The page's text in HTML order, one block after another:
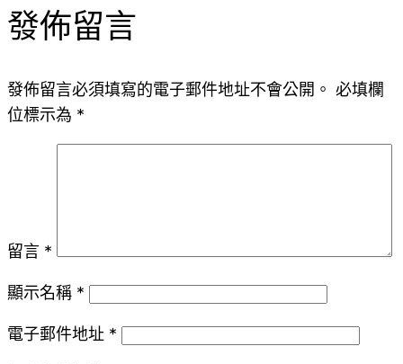
發佈留言
發佈留言必須填寫的電子郵件地址不會公開。 必填欄
位標示為 *
留言 *
顯示名稱 *
電子郵件地址 *